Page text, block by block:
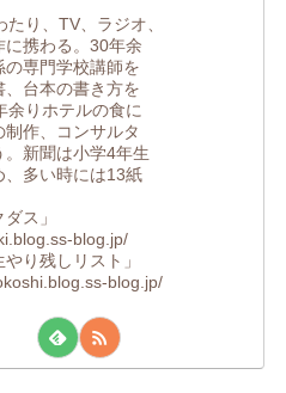
り、TV、ラジオ、
に携わる。30年余
の専門学校講師を
、台本の書き方を
余りホテルの食に
制作、コンサルタ
。新聞は小学4年生
、多い時には13紙
ス」
blog.jp/
り残しリスト」
blog.jp/